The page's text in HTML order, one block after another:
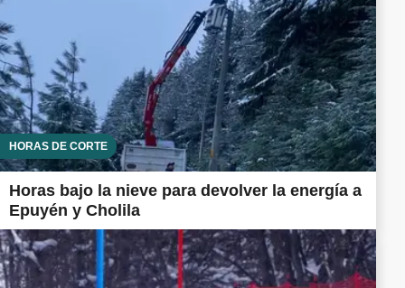
HORAS DE CORTE
Horas bajo la nieve para devolver la energía a
Epuyén y Cholila